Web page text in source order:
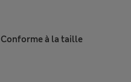
Conforme à la taille